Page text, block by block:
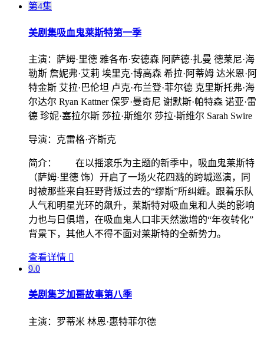
第4集
美剧集吸血鬼莱斯特第一季
主演： 萨姆·里德 雅各布·安德森 阿萨德·扎曼 德莱尼·海
勒斯 詹妮弗·艾莉 埃里克·博高森 希拉·阿蒂姆 达米恩·阿
特金斯 艾拉·巴伦坦 卢克·布兰登·菲尔德 克里斯托弗·海
尔达尔 Ryan Kattner 保罗·曼奇尼 谢默斯·帕特森 诺亚·雷
德 珍妮·塞拉尔斯 莎拉·斯维尔 莎拉·斯维尔 Sarah Swire
导演： 克雷格·齐斯克
简介：
在以摇滚乐为主题的新季中，吸血鬼莱斯特
（萨姆·里德 饰）开启了一场火花四溅的跨城巡演，同
时被那些来自狂野背叛过去的“缪斯”所纠缠。跟着乐队
人气和明星光环的飙升，莱斯特对吸血鬼和人类的影响
力也与日俱增，在吸血鬼人口非天然激增的“年夜转化”
背景下，其他人不得不面对莱斯特的全新势力。
查看详情 
9.0
美剧集芝加哥故事第八季
主演： 罗蒂米 林恩·惠特菲尔德